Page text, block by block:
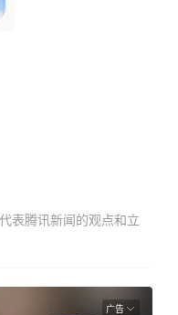
表腾讯新闻的观点和立
广告